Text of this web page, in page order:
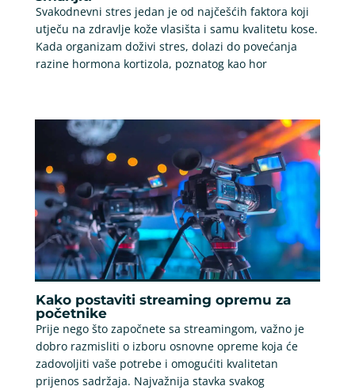
Svakodnevni stres jedan je od najčešćih faktora koji
utječu na zdravlje kože vlasišta i samu kvalitetu kose.
Kada organizam doživi stres, dolazi do povećanja
razine hormona kortizola, poznatog kao hor
Kako postaviti streaming opremu za
početnike
Prije nego što započnete sa streamingom, važno je
dobro razmisliti o izboru osnovne opreme koja će
zadovoljiti vaše potrebe i omogućiti kvalitetan
prijenos sadržaja. Najvažnija stavka svakog